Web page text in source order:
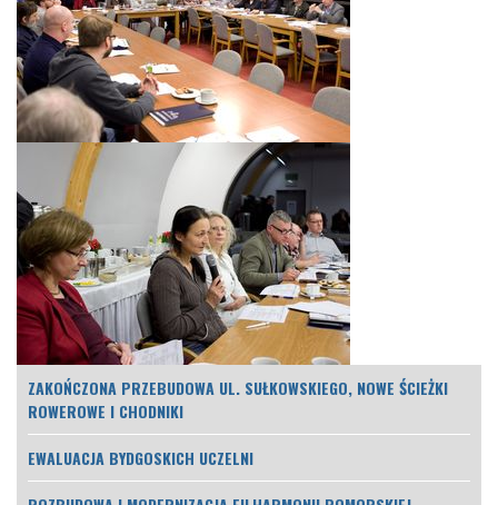
ZAKOŃCZONA PRZEBUDOWA UL. SUŁKOWSKIEGO, NOWE ŚCIEŻKI
ROWEROWE I CHODNIKI
EWALUACJA BYDGOSKICH UCZELNI